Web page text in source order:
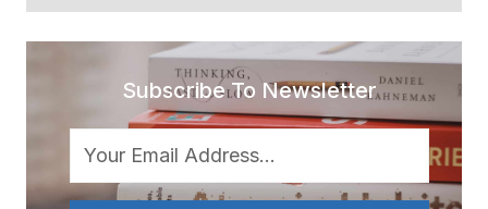
Subscribe To Newsletter